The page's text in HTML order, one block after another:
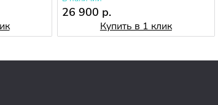
26 900 р.
Купить в 1 клик